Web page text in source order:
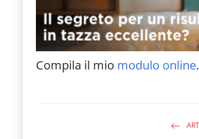
Compila il mio modulo online.